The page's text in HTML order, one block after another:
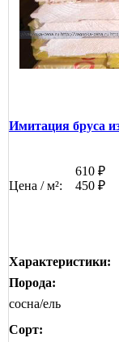
Имитация бруса
610 ₽
Цена / м²:
450 ₽
Характеристики:
Порода:
сосна/ель
Сорт: